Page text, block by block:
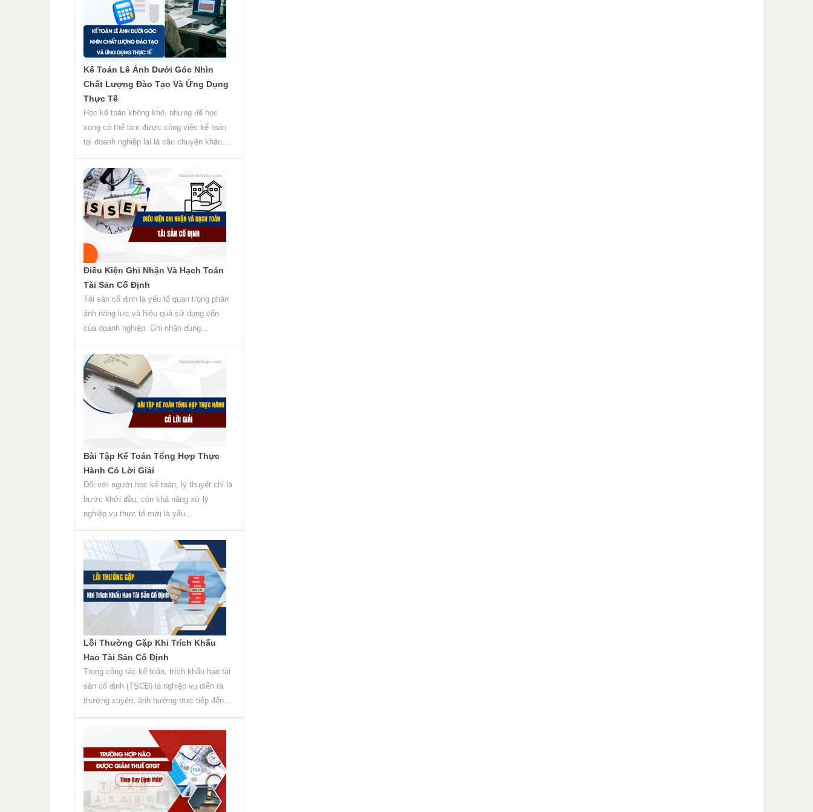
Kế Toán Lê Ánh Dưới Góc Nhìn
Chất Lượng Đào Tạo Và Ứng Dụng
Thực Tế
Học kế toán không khó, nhưng để học
xong có thể làm được công việc kế toán
tại doanh nghiệp lại là câu chuyện khác....
Điều Kiện Ghi Nhận Và Hạch Toán
Tài Sản Cố Định
Tài sản cố định là yếu tố quan trọng phản
ánh năng lực và hiệu quả sử dụng vốn
của doanh nghiệp. Ghi nhận đúng...
Bài Tập Kế Toán Tổng Hợp Thực
Hành Có Lời Giải
Đối với người học kế toán, lý thuyết chỉ là
bước khởi đầu, còn khả năng xử lý
nghiệp vụ thực tế mới là yếu...
Lỗi Thường Gặp Khi Trích Khấu
Hao Tài Sản Cố Định
Trong công tác kế toán, trích khấu hao tài
sản cố định (TSCĐ) là nghiệp vụ diễn ra
thường xuyên, ảnh hưởng trực tiếp đến...